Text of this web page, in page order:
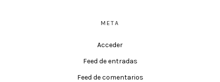
META
Acceder
Feed de entradas
Feed de comentarios